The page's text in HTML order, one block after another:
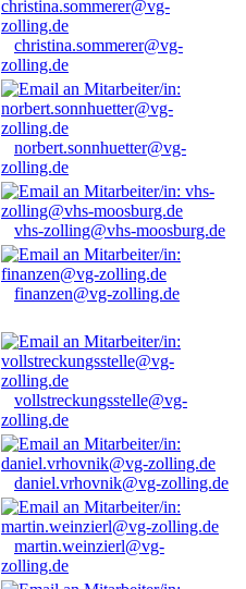
christina.sommerer@vg-
zolling.de
norbert.sonnhuetter@vg-
zolling.de
vhs-zolling@vhs-moosburg.de
finanzen@vg-zolling.de
vollstreckungsstelle@vg-
zolling.de
daniel.vrhovnik@vg-zolling.de
martin.weinzierl@vg-
zolling.de